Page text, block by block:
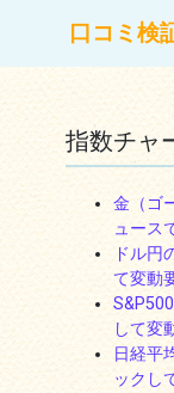
メインナビゲ
口コミ検
指数チャ
金（ゴ
ュース
ドル円
て変動
して変
日経平
ックし